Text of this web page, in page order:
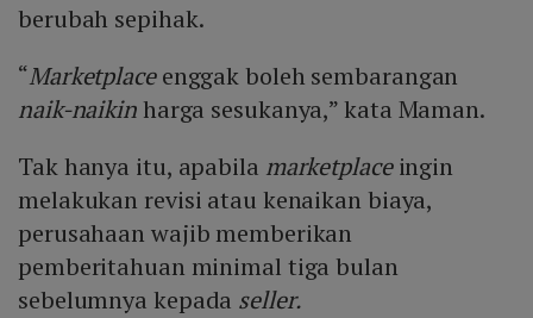
berubah sepihak.
“Marketplaceenggak boleh sembarangan
naik-naikinharga sesukanya,” kata Maman.
Tak hanya itu, apabila marketplaceingin
melakukan revisi atau kenaikan biaya,
perusahaan wajib memberikan
pemberitahuan minimal tiga bulan
sebelumnya kepada seller.